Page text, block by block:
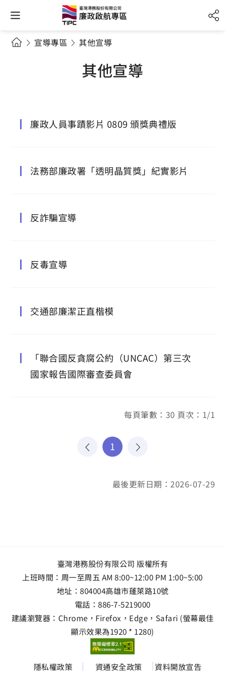
宣導專區 其他宣導
其他宣導
廉政人員事蹟影片 0809 頒獎典禮版
法務部廉政署「透明晶質獎」紀實影片
反詐騙宣導
反毒宣導
交通部廉潔正直楷模
「聯合國反貪腐公約（UNCAC）第三次
國家報告國際審查委員會
每頁筆數：30 頁次：1/1
1
最後更新日期：2026-07-29
臺灣港務股份有限公司 版權所有
上班時間：周一至周五 AM 8:00~12:00 PM 1:00~5:00
地址： 804004高雄市蓬萊路10號
電話： 886-7-5219000
建議瀏覽器：Chrome，Firefox，Edge，Safari (螢幕最佳
顯示效果為1920 * 1280)
隱私權政策 資通安全政策
資料開放宣告